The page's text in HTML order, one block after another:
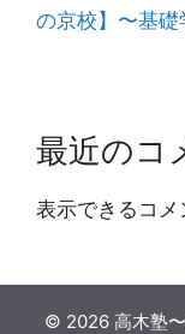
の京校】〜基礎
最近のコ
表示できるコメ
© 2026 高木塾